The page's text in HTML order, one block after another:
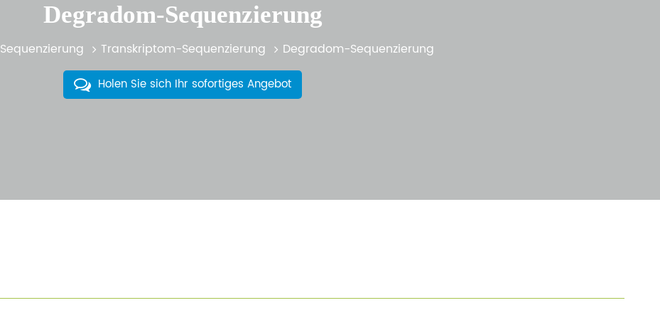
Degradom-Sequenzierung
Sequenzierung Transkriptom-Sequenzierung Degradom-Sequenzierung
Holen Sie sich Ihr sofortiges Angebot